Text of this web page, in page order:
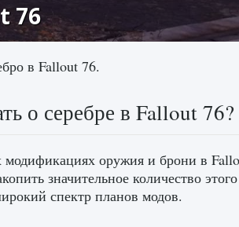
76
в Fallout 76.
о серебре в Fallout 76?
модификациях оружия и брони в
значительное количество
спектр планов модов.